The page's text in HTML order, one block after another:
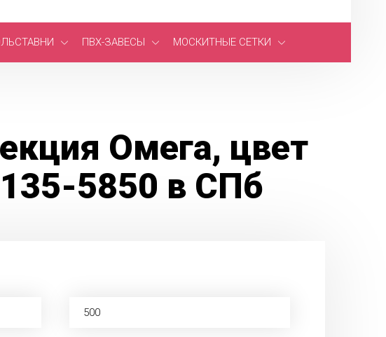
ПВХ-ЗАВЕСЫ МОСКИТНЫЕ СЕТКИ
Омега, цвет
5850 в СПб